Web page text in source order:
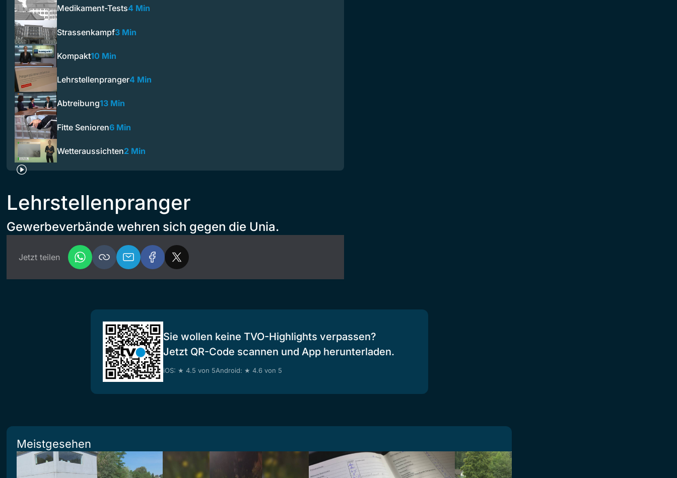
Medikament-Tests4 Min
Strassenkampf3 Min
Kompakt10 Min
Lehrstellenpranger4 Min
Abtreibung13 Min
Fitte Senioren6 Min
Wetteraussichten2 Min
Lehrstellenpranger
Gewerbeverbände wehren sich gegen die Unia.
Jetzt teilen
Sie wollen keine TVO-Highlights verpassen?
Jetzt QR-Code scannen und App herunterladen.
iOS: ★ 4.5 von 5Android: ★ 4.6 von 5
Meistgesehen